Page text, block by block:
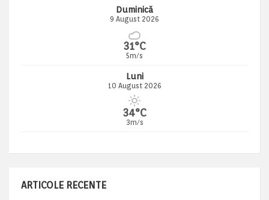
Duminică
9 August 2026
31°C
5m/s
Luni
10 August 2026
34°C
3m/s
ARTICOLE RECENTE